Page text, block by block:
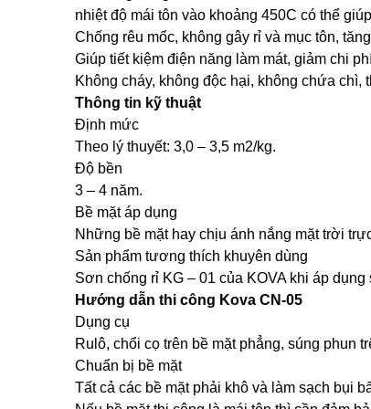
nhiệt độ mái tôn vào khoảng 450C có thể
Chống rêu mốc, không gây rỉ và mục tôn,
Giúp tiết kiệm điện năng làm mát, giảm chi
Không cháy, không độc hại, không chứa
Thông tin kỹ thuật
Định mức
Theo lý thuyết: 3,0 – 3,5 m2/kg.
Độ bền
3 – 4 năm.
Bề mặt áp dụng
Những bề mặt hay chịu ánh nắng mặt trời
Sản phẩm tương thích khuyên dùng
Sơn chống rỉ KG – 01 của KOVA khi áp
Hướng dẫn thi công Kova CN-05
Dụng cụ
Rulô, chổi cọ trên bề mặt phẳng, súng phun
Chuẩn bị bề mặt
Tất cả các bề mặt phải khô và làm sạch bụi